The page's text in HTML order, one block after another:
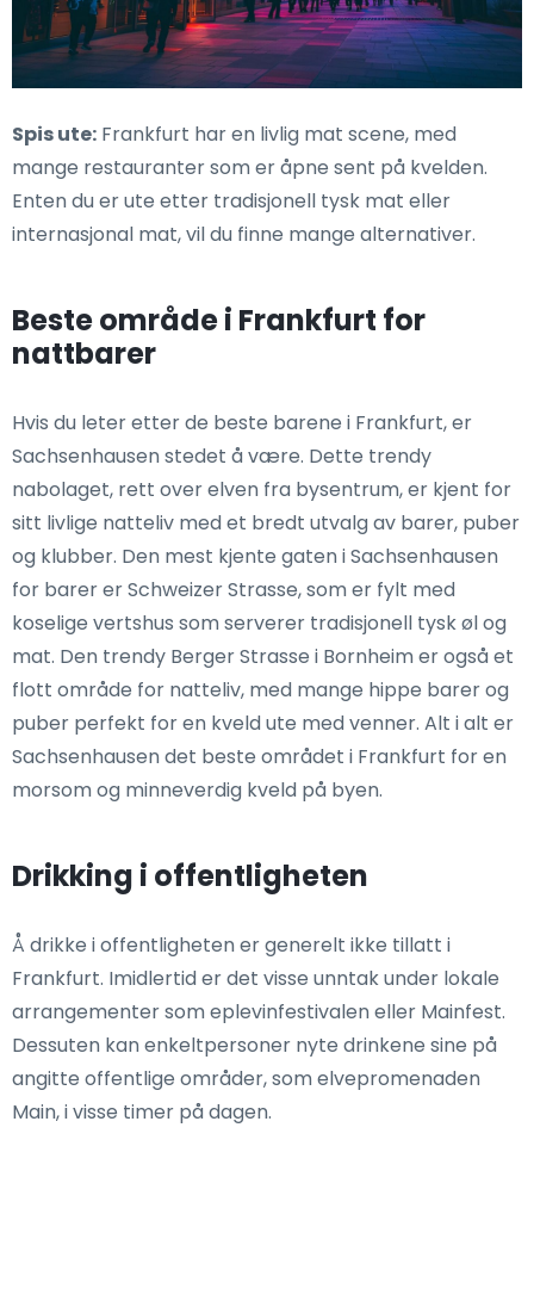
Spis ute: Frankfurt har en livlig mat scene, med
mange restauranter som er åpne sent på kvelden.
Enten du er ute etter tradisjonell tysk mat eller
internasjonal mat, vil du finne mange alternativer.
Beste område i Frankfurt for
nattbarer
Hvis du leter etter de beste barene i Frankfurt, er
Sachsenhausen stedet å være. Dette trendy
nabolaget, rett over elven fra bysentrum, er kjent for
sitt livlige natteliv med et bredt utvalg av barer, puber
og klubber. Den mest kjente gaten i Sachsenhausen
for barer er Schweizer Strasse, som er fylt med
koselige vertshus som serverer tradisjonell tysk øl og
mat. Den trendy Berger Strasse i Bornheim er også et
flott område for natteliv, med mange hippe barer og
puber perfekt for en kveld ute med venner. Alt i alt er
Sachsenhausen det beste området i Frankfurt for en
morsom og minneverdig kveld på byen.
Drikking i offentligheten
Å drikke i offentligheten er generelt ikke tillatt i
Frankfurt. Imidlertid er det visse unntak under lokale
arrangementer som eplevinfestivalen eller Mainfest.
Dessuten kan enkeltpersoner nyte drinkene sine på
angitte offentlige områder, som elvepromenaden
Main, i visse timer på dagen.